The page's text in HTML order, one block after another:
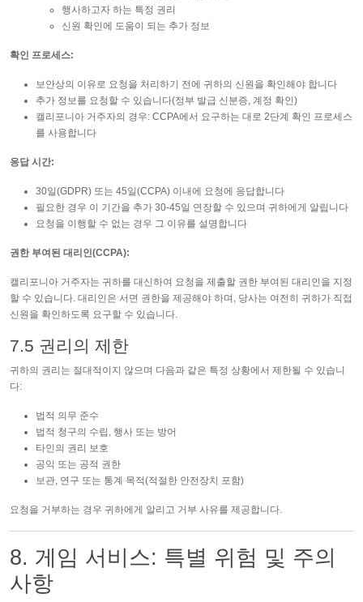
행사하고자 하는 특정 권리
신원 확인에 도움이 되는 추가 정보
확인 프로세스:
보안상의 이유로 요청을 처리하기 전에 귀하의 신원을 확인해야 합니다
추가 정보를 요청할 수 있습니다(정부 발급 신분증, 계정 확인)
캘리포니아 거주자의 경우: CCPA에서 요구하는 대로 2단계 확인 프로세스
를 사용합니다
응답 시간:
30일(GDPR) 또는 45일(CCPA) 이내에 요청에 응답합니다
필요한 경우 이 기간을 추가 30-45일 연장할 수 있으며 귀하에게 알립니다
요청을 이행할 수 없는 경우 그 이유를 설명합니다
권한 부여된 대리인(CCPA):
캘리포니아 거주자는 귀하를 대신하여 요청을 제출할 권한 부여된 대리인을 지정
할 수 있습니다. 대리인은 서면 권한을 제공해야 하며, 당사는 여전히 귀하가 직접
신원을 확인하도록 요구할 수 있습니다.
7.5 권리의 제한
귀하의 권리는 절대적이지 않으며 다음과 같은 특정 상황에서 제한될 수 있습니
다:
법적 의무 준수
법적 청구의 수립, 행사 또는 방어
타인의 권리 보호
공익 또는 공적 권한
보관, 연구 또는 통계 목적(적절한 안전장치 포함)
요청을 거부하는 경우 귀하에게 알리고 거부 사유를 제공합니다.
8. 게임 서비스: 특별 위험 및 주의
사항